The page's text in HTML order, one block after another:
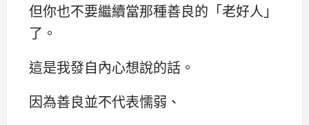
但你也不要繼續當那種善良的「老好人」
了。
這是我發自內心想說的話。
因為善良並不代表懦弱、